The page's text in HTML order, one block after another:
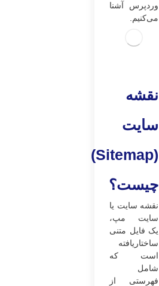
وردپرس آشنا
می‌کنیم.
نقشه
سایت
(
Sitemap
)
چیست؟
نقشه سایت یا
سایت مپ،
یک فایل متنی
ساختاریافته
است که
شامل
فهرستی از